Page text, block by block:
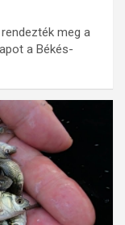
meg a
a Békés-